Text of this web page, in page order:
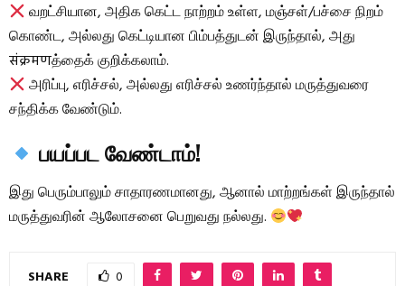
வறட்சியான, அதிக கெட்ட நாற்றம் உள்ள, மஞ்சள்/பச்சை நிறம்
கொண்ட, அல்லது கெட்டியான பிம்பத்துடன் இருந்தால், அது
संक्रमणத்தைக் குறிக்கலாம்.
அரிப்பு, எரிச்சல், அல்லது எரிச்சல் உணர்ந்தால் மருத்துவரை
சந்திக்க வேண்டும்.
பயப்பட வேண்டாம்!
இது பெரும்பாலும் சாதாரணமானது, ஆனால் மாற்றங்கள் இருந்தால்
மருத்துவரின் ஆலோசனை பெறுவது நல்லது.
SHARE 0